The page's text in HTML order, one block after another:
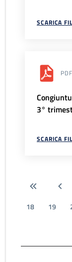
SCARICA
PDF
3°
SCARICA
18
19